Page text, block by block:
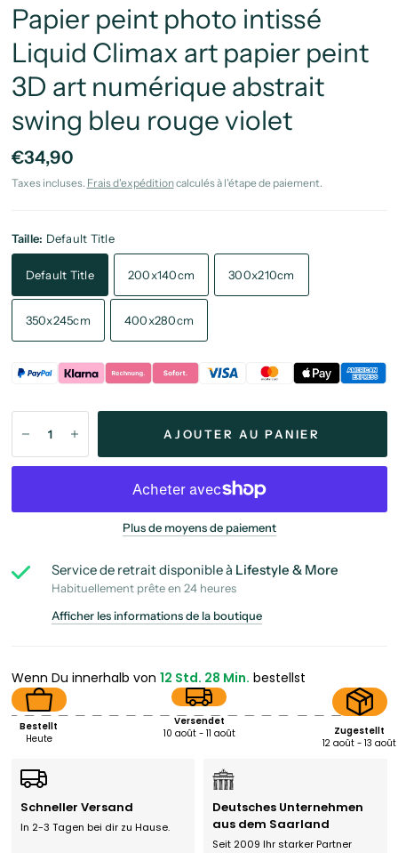
Papier peint photo intissé
Liquid Climax art papier peint
3D art numérique abstrait
swing bleu rouge violet
€34,90
Taxes incluses. Frais d'expéditioncalculés à l'étape de paiement.
Taille: Default Title
Default Title 200x140cm 300x210cm
350x245cm 400x280cm
AJOUTER AU PANIER
Plus de moyens de paiement
Service de retrait disponible à Lifestyle & More
Habituellement prête en 24 heures
Afficher les informations de la boutique
Wenn Du innerhalb von 12 Std. 28 Min. bestellst
Bestellt
Heute
Versendet
10 août - 11 août
Zugestellt
12 août - 13 août
Schneller Versand
In 2-3 Tagen bei dir zu Hause.
Deutsches Unternehmen
aus dem Saarland
Seit 2009 Ihr starker Partner